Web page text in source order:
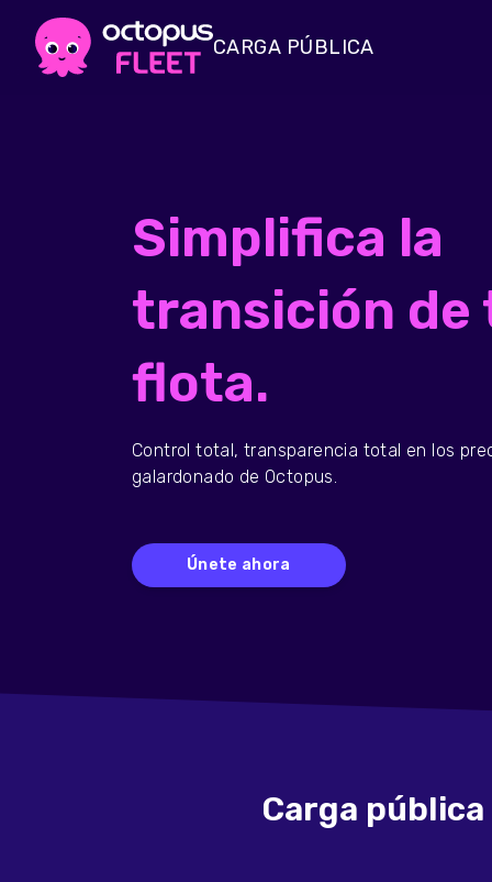
CARGA PÚBLICA
Simplifica la
transición de
flota.
Control total, transparencia total en los
galardonado de Octopus.
Únete ahora
Carga